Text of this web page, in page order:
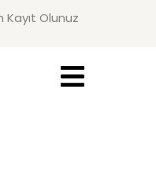
Kayıt Olunuz